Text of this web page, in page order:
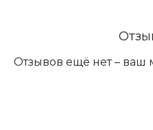
Отзывов ещё нет – ваш